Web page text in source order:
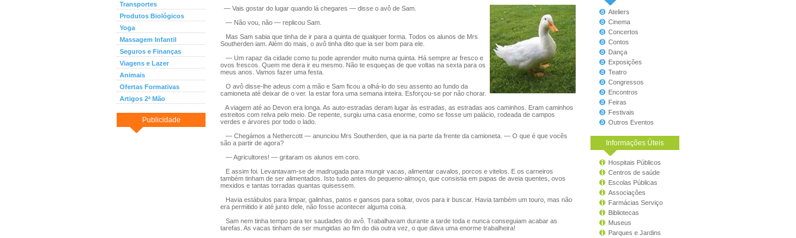
Transportes
Produtos Biológicos
Yoga
Massagem Infantil
Seguros e Finanças
Viagens e Lazer
Animais
Ofertas Formativas
Artigos 2ª Mão
Publicidade
Ateliers
Cinema
Concertos
Contos
Dança
Exposições
Teatro
Congressos
Encontros
Feiras
Festivais
Outros Eventos
Informações Úteis
Hospitais Públicos
Centros de saúde
Escolas Públicas
Associações
Farmácias Serviço
Bibliotecas
Museus
Parques e Jardins
— Vais gostar do lugar quando lá chegares — disse o avô de Sam.
— Não vou, não — replicou Sam.
Mas Sam sabia que tinha de ir para a quinta de qualquer forma. Todos os alunos de Mrs
Southerden iam. Além do mais, o avô tinha dito que ia ser bom para ele.
— Um rapaz da cidade como tu pode aprender muito numa quinta. Há sempre ar fresco e
ovos frescos. Quem me dera ir eu mesmo. Não te esqueças de que voltas na sexta para os
meus anos. Vamos fazer uma festa.
O avô disse-lhe adeus com a mão e Sam ficou a olhá-lo do seu assento ao fundo da
camioneta até deixar de o ver. Ia estar fora uma semana inteira. Esforçou-se por não chorar.
A viagem até ao Devon era longa. As auto-estradas deram lugar às estradas, as estradas aos caminhos. Eram caminhos
estreitos com relva pelo meio. De repente, surgiu uma casa enorme, como se fosse um palácio, rodeada de campos
verdes e árvores por todo o lado.
— Chegámos a Nethercott — anunciou Mrs Southerden, que ia na parte da frente da camioneta. — O que é que vocês
são a partir de agora?
— Agricultores! — gritaram os alunos em coro.
E assim foi. Levantavam-se de madrugada para mungir vacas, alimentar cavalos, porcos e vitelos. E os carneiros
também tinham de ser alimentados. Isto tudo antes do pequeno-almoço, que consistia em papas de aveia quentes, ovos
mexidos e tantas torradas quantas quisessem.
Havia estábulos para limpar, galinhas, patos e gansos para soltar, ovos para ir buscar. Havia também um touro, mas não
era permitido ir até junto dele, não fosse acontecer alguma coisa.
Sam nem tinha tempo para ter saudades do avô. Trabalhavam durante a tarde toda e nunca conseguiam acabar as
tarefas. As vacas tinham de ser mungidas ao fim do dia outra vez, o que dava uma enorme trabalheira!